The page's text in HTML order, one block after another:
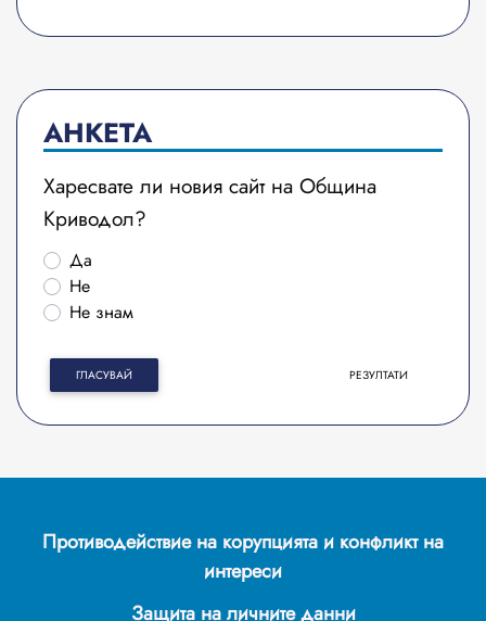
АНКЕТА
Харесвате ли новия сайт на Община
Криводол?
Да
Не
Не знам
ГЛАСУВАЙ РЕЗУЛТАТИ
Противодействие на корупцията и конфликт на
интереси
Защита на личните данни